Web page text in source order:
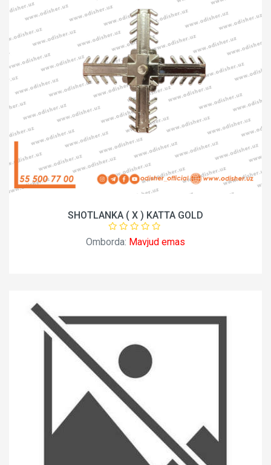
SHOTLANKA ( X ) KATTA GOLD
Omborda: Mavjud emas